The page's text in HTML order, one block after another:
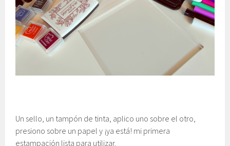
Un sello, un tampón de tinta, aplico uno sobre el otro,
presiono sobre un papel y ¡ya está! mi primera
estampación lista para utilizar.